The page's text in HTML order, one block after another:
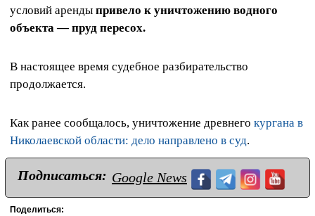
условий аренды привело к уничтожению водного
объекта — пруд пересох.
В настоящее время судебное разбирательство
продолжается.
Как ранее сообщалось, уничтожение древнего кургана в
Николаевской области: дело направлено в суд.
Подписаться: Google News
Поделиться: